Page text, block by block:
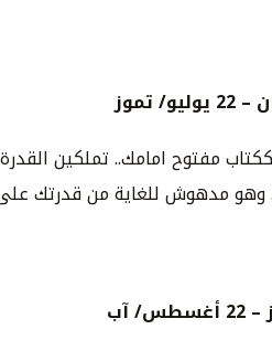
–
22 يوليو/تموز
مفتوح امامك.. تملكين
مدهوش للغاية من قدرتك على
– 22 أغسطس/آب